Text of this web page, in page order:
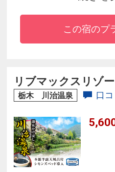
は、四季移ろいゆく情景
を感じていただけます。
ら温泉に浸かるという贅
や東京スカイツリーなど
れます。
この宿のプ
リブマックスリゾ
栃木 川治温泉 口